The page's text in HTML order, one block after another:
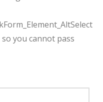
you cannot pass